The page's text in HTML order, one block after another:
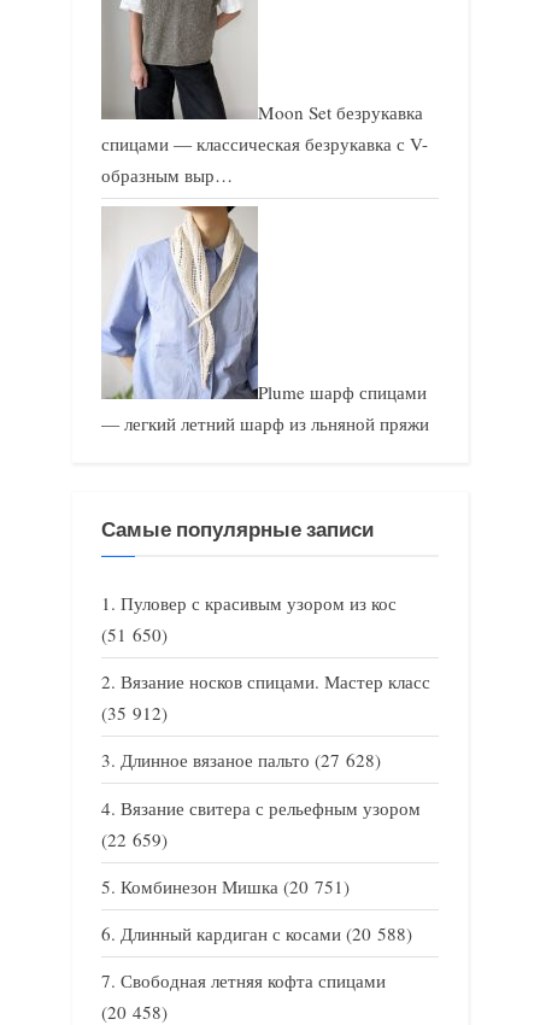
Moon Set безрукавка
спицами — классическая безрукавка с V-
образным выр…
Plume шарф спицами
— легкий летний шарф из льняной пряжи
Самые популярные записи
Пуловер с красивым узором из кос
(51 650)
Вязание носков спицами. Мастер класс
(35 912)
Длинное вязаное пальто (27 628)
Вязание свитера с рельефным узором
(22 659)
Комбинезон Мишка (20 751)
Длинный кардиган с косами (20 588)
Свободная летняя кофта спицами
(20 458)